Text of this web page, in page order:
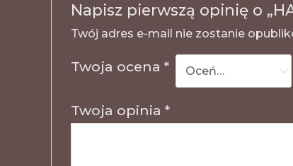
Napisz pierwszą opinię o
Twój adres e-mail nie zostanie
Twoja ocena *
Twoja opinia *